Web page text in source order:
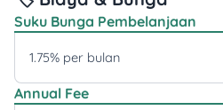
Suku Bunga Pembelanjaan
1.75% per bulan
Annual Fee